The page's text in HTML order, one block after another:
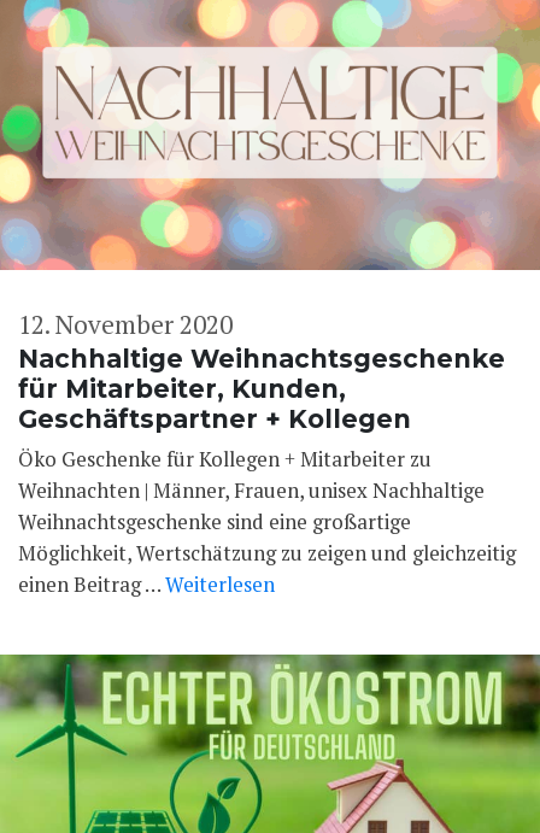
Nachhaltige Weihnachtsgeschenke
für Mitarbeiter, Kunden,
Geschäftspartner + Kollegen
12. November 2020
Öko Geschenke für Kollegen + Mitarbeiter zu
Weihnachten | Männer, Frauen, unisex Nachhaltige
Weihnachtsgeschenke sind eine großartige
Möglichkeit, Wertschätzung zu zeigen und gleichzeitig
einen Beitrag …Weiterlesen